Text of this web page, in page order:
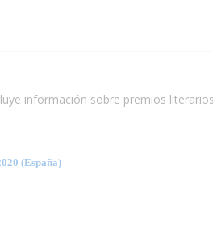
información sobre premios
(España)